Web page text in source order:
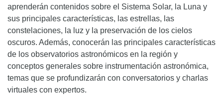
aprenderán contenidos sobre el Sistema Solar, la Luna y
sus principales características, las estrellas, las
constelaciones, la luz y la preservación de los cielos
oscuros. Además, conocerán las principales características
de los observatorios astronómicos en la región y
conceptos generales sobre instrumentación astronómica,
temas que se profundizarán con conversatorios y charlas
virtuales con expertos.